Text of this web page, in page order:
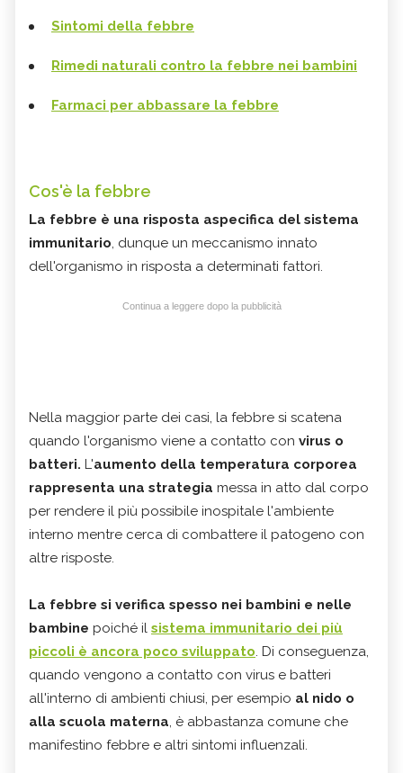
Sintomi della febbre
Rimedi naturali contro la febbre nei bambini
Farmaci per abbassare la febbre
Cos'è la febbre
La febbre è una risposta aspecifica del sistema
immunitario, dunque un meccanismo innato
dell'organismo in risposta a determinati fattori.
Continua a leggere dopo la pubblicità
Nella maggior parte dei casi, la febbre si scatena
quando l'organismo viene a contatto con virus o
batteri. L'aumento della temperatura corporea
rappresenta una strategia messa in atto dal corpo
per rendere il più possibile inospitale l'ambiente
interno mentre cerca di combattere il patogeno con
altre risposte.
La febbre si verifica spesso nei bambini e nelle
bambine poiché il sistema immunitario dei più
piccoli è ancora poco sviluppato. Di conseguenza,
quando vengono a contatto con virus e batteri
all'interno di ambienti chiusi, per esempio al nido o
alla scuola materna, è abbastanza comune che
manifestino febbre e altri sintomi influenzali.